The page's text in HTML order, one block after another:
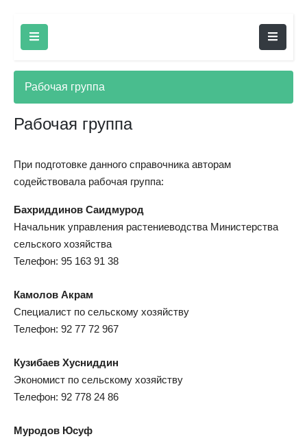
Рабочая группа
Рабочая группа
При подготовке данного справочника авторам
содействовала рабочая группа:
Бахриддинов Саидмурод
Начальник управления растениеводства Министерства
сельского хозяйства
Телефон: 95 163 91 38
Камолов Акрам
Специалист по сельскому хозяйству
Телефон: 92 77 72 967
Кузибаев Хусниддин
Экономист по сельскому хозяйству
Телефон: 92 778 24 86
Муродов Юсуф